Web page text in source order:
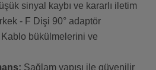
sinyal kaybı ve kararlı iletim
- F Dişi 90° adaptör
Kablo bükülmelerini ve
Sağlam yapısı ile güvenilir